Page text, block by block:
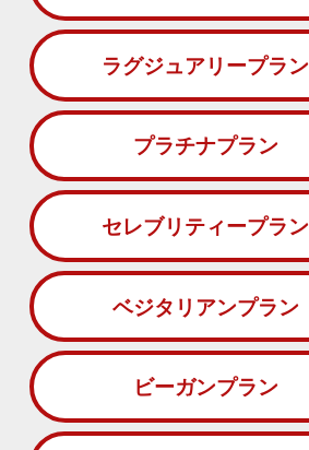
ラグジュアリープラン
プラチナプラン
セレブリティープラン
ベジタリアンプラン
ビーガンプラン